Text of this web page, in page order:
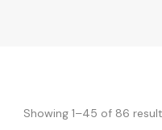
Showing 1–45 of 86